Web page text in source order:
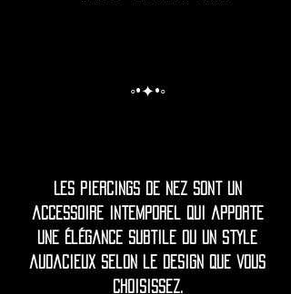
◦•✦•◦
Les piercings de nez sont un
accessoire intemporel qui apporte
une élégance subtile ou un style
audacieux selon le design que vous
choisissez.